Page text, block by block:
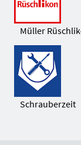
Müller
Schrauberzeit